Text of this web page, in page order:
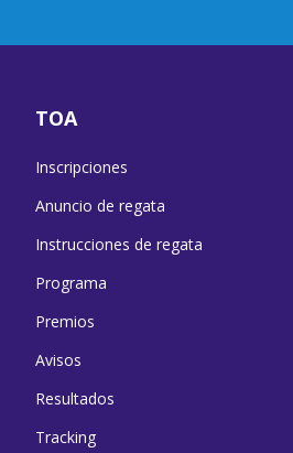
TOA
Inscripciones
Anuncio de regata
Instrucciones de regata
Programa
Premios
Avisos
Resultados
Tracking